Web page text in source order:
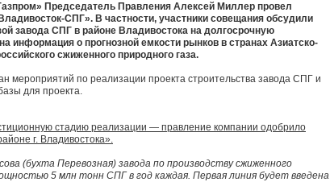
Председатель Правления Алексей Миллер провел
СПГ». В частности, участники совещания обсудили
завода СПГ в районе Владивостока на долгосрочную
информация о прогнозной емкости рынков в странах Азиатско-
сжиженного природного газа.
мероприятий по реализации проекта строительства завода СПГ и
для проекта.
стадию реализации — правление компании одобрило
г. Владивостока».
(бухта Перевозная) завода по производству сжиженного
5 млн тонн СПГ в год каждая. Первая линия будет введена